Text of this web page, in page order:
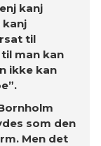
kanj
kanj
til
man kan
ikke kan
som den
Men det